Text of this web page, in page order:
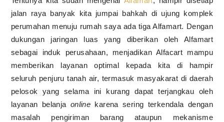
jalan raya banyak kita jumpai bahkah di ujung komplek
perumahan menuju rumah saya ada tiga Alfamart. Dengan
dukungan jaringan luas
yang diberikan oleh Alfamart
sebagai induk perusahaan, menjadikan Alfacart mampu
memberikan layanan optimal kepada kita di hampir
seluruh penjuru tanah air, termasuk masyakarat di daerah
pelosok yang selama ini kurang dapat terjangkau oleh
layanan belanja online karena sering terkendala dengan
masalah pengiriman barang ataupun mekanisme